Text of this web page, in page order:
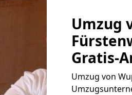
Umzug
Gratis-
Umzug von